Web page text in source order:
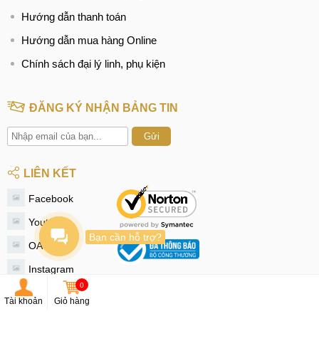
Hướng dẫn thanh toán
Hướng dẫn mua hàng Online
Chính sách đại lý linh, phụ kiện
ĐĂNG KÝ NHẬN BẢNG TIN
Gửi
LIÊN KẾT
Facebook
Youtube
OA Zalo
Instagram
Tiktok
Tài khoản
0
Giỏ hàng
Bạn cần hỗ trợ?